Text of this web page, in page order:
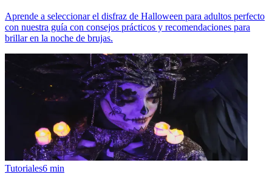
Aprende a seleccionar el disfraz de Halloween para adultos perfecto
con nuestra guía con consejos prácticos y recomendaciones para
brillar en la noche de brujas.
Tutoriales6 min